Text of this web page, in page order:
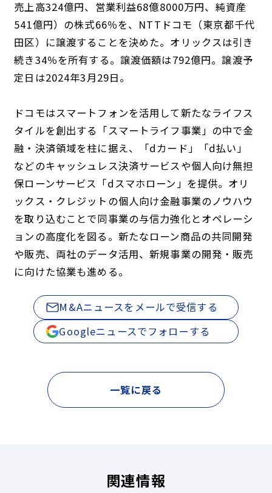
売上高324億円、営業利益68億8000万円、純資産
541億円）の株式66％を、NTTドコモ（東京都千代
田区）に譲渡することを決めた。オリックスは引き
続き34％を所有する。譲渡価額は792億円。譲渡予
定日は2024年3月29日。
ドコモはスマートフォンを活用して新たなライフス
タイルを創出する「スマートライフ事業」の中で金
融・決済領域を柱に据え、「dカード」「d払い」
などのキャッシュレス決済サービスや個人向け無担
保ローンサービス「dスマホローン」を提供。オリ
ックス・クレジットの個人向け金融事業のノウハウ
を取り込むことで同事業の与信力強化とオペレーシ
ョンの高度化を図る。新たなローン商品の共同開発
や販売、両社のデータ活用、新規事業の開発・販売
に向けた協業も進める。
M&Aニュースをメールで受信する
Googleニュースでフォローする
一覧に戻る
関連情報